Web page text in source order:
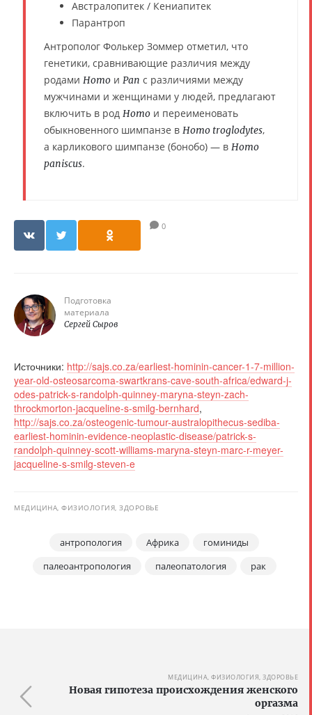
Австралопитек / Кениапитек
Парантроп
Антрополог Фолькер Зоммер отметил, что
генетики, сравнивающие различия между
родами Homo и Pan с различиями между
мужчинами и женщинами у людей, предлагают
включить в род Homo и переименовать
обыкновенного шимпанзе в Homo troglodytes,
а карликового шимпанзе (бонобо) — в Homo
paniscus.
0
Подготовка
материала
Сергей Сыров
Источники: http://sajs.co.za/earliest-hominin-cancer-1-7-million-
year-old-osteosarcoma-swartkrans-cave-south-africa/edward-j-
odes-patrick-s-randolph-quinney-maryna-steyn-zach-
throckmorton-jacqueline-s-smilg-bernhard,
http://sajs.co.za/osteogenic-tumour-australopithecus-sediba-
earliest-hominin-evidence-neoplastic-disease/patrick-s-
randolph-quinney-scott-williams-maryna-steyn-marc-r-meyer-
jacqueline-s-smilg-steven-e
МЕДИЦИНА, ФИЗИОЛОГИЯ, ЗДОРОВЬЕ
антропология Африка
гоминиды
палеоантропология
палеопатология рак
МЕДИЦИНА, ФИЗИОЛОГИЯ, ЗДОРОВЬЕ
Новая гипотеза происхождения женского
оргазма